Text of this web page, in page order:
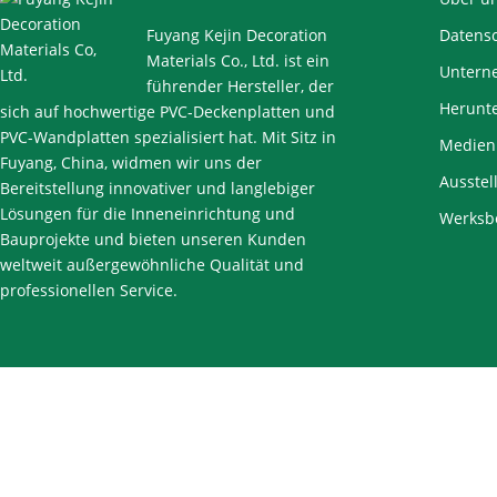
Fuyang Kejin Decoration
Materials Co., Ltd. ist ein
führender Hersteller, der
sich auf hochwertige PVC-Deckenplatten und
PVC-Wandplatten spezialisiert hat. Mit Sitz in
Fuyang, China, widmen wir uns der
Bereitstellung innovativer und langlebiger
Lösungen für die Inneneinrichtung und
Bauprojekte und bieten unseren Kunden
weltweit außergewöhnliche Qualität und
professionellen Service.
Medien